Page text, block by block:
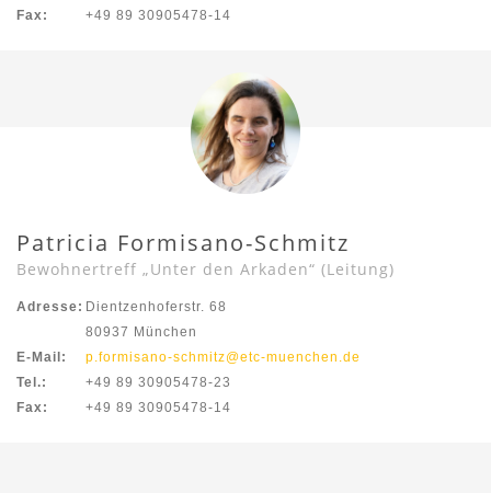
Fax:
+49 89 30905478-14
Patricia Formisano-Schmitz
Bewohnertreff „Unter den Arkaden“ (Leitung)
Adresse: Dientzenhoferstr. 68
80937 München
E-Mail:
p.formisano-schmitz@etc-muenchen.de
Tel.:
+49 89 30905478-23
Fax:
+49 89 30905478-14